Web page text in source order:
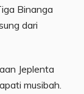
Binanga
dari
Jeplenta
musibah.